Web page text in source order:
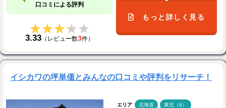
口コミによる評判
★★★★★
★★★★★
3.33 （レビュー数3件）
もっと詳しく見る
イシカワの坪単価とみんなの口コミや評判をリサーチ！
エリア 北海道 東北（6）